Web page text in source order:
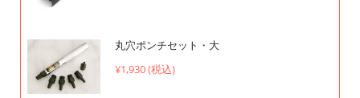
丸穴ポンチセット・大
¥1,930 (税込)